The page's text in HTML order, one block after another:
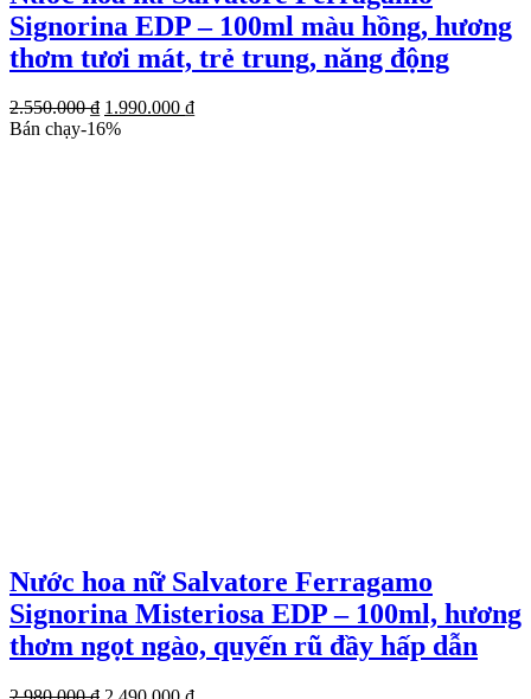
Signorina EDP – 100ml màu hồng, hương
thơm tươi mát, trẻ trung, năng động
2.550.000₫ Giá
gốc
1.990.000 ₫Giá
Bán chạy-16%
Nước hoa nữ Salvatore Ferragamo
Signorina Misteriosa EDP – 100ml, hương
thơm ngọt ngào, quyến rũ đầy hấp dẫn